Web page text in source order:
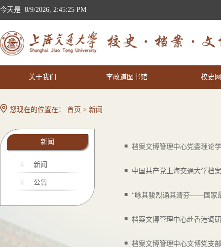
今天是 8/9/2026, 2:45:25 PM
关于我们 李政道图书馆 校史网
您现在的位置在： 首页 > 新闻
新闻
新闻
公告
■ 档案文博管理中心党委理论
■ 中国共产党上海交通大学档
■ “咏其骏烈诵其清芬——国家
■ 档案文博管理中心赴香港调
■ 档案文博管理中心文博党支